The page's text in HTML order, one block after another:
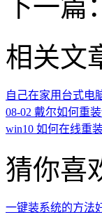
下一篇：
相关文
自己在家用台式电
08-02 戴尔如何重
win10 如何在线重
猜你喜
一键装系统的方法